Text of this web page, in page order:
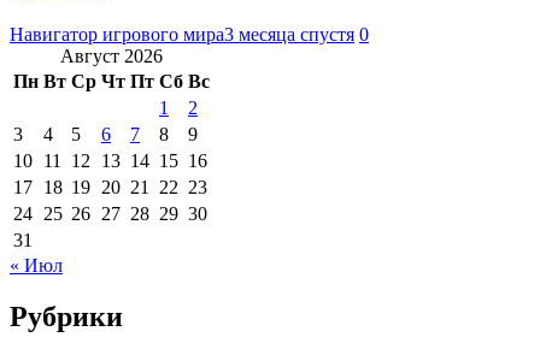
Навигатор игрового мира3 месяца спустя 0
Август 2026
Пн Вт Ср Чт Пт Сб Вс
1
2
3
4 5 6 7 8
9
10 11 12 13 14 15 16
17 18 19 20 21 22 23
24 25 26 27 28 29 30
31
« Июл
Рубрики